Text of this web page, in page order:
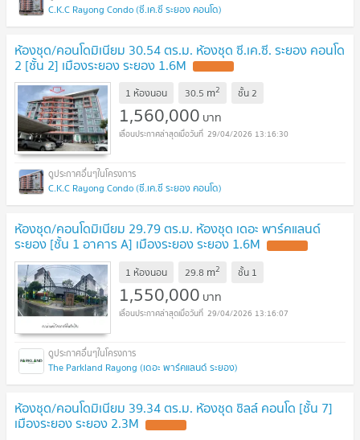
C.K.C Rayong Condo (ซี.เค.ซี ระยอง คอนโด)
ห้องชุด/คอนโดมิเนียม 30.54 ตร.ม. ห้องชุด ซี.เค.ซี. ระยอง คอนโด
2 [ชั้น 2] เมืองระยอง ระยอง 1.6M
1 ห้องนอน 30.5 m2 ชั้น2
1,560,000 บาท
29/04/2026 13:16:30
C.K.C Rayong Condo (ซี.เค.ซี ระยอง คอนโด)
ห้องชุด/คอนโดมิเนียม 29.79 ตร.ม. ห้องชุด เดอะ พาร์คแลนด์
ระยอง [ชั้น 1 อาคาร A] เมืองระยอง ระยอง 1.6M
1 ห้องนอน 29.8 m2 ชั้น 1
1,550,000 บาท
29/04/2026 13:16:07
The Parkland Rayong (เดอะ พาร์คแลนด์ ระยอง)
ห้องชุด/คอนโดมิเนียม 39.34 ตร.ม. ห้องชุด ชิลล์ คอนโด [ชั้น 7]
เมืองระยอง ระยอง 2.3M